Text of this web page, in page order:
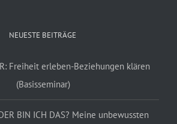
NEUESTE BEITRÄGE
Freiheit erleben-Beziehungen klären
(Basisseminar)
BIN ICH DAS? Meine unbewussten